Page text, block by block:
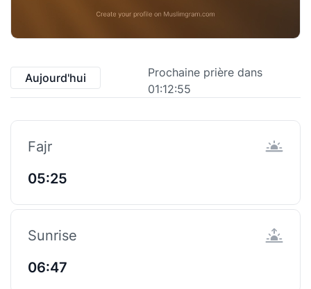
Aujourd'hui
Prochaine prière dans
01:12:55
Fajr
05:25
Sunrise
06:47